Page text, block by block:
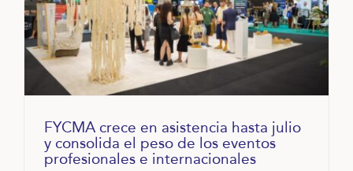
FYCMA crece en asistencia hasta julio
y consolida el peso de los eventos
profesionales e internacionales